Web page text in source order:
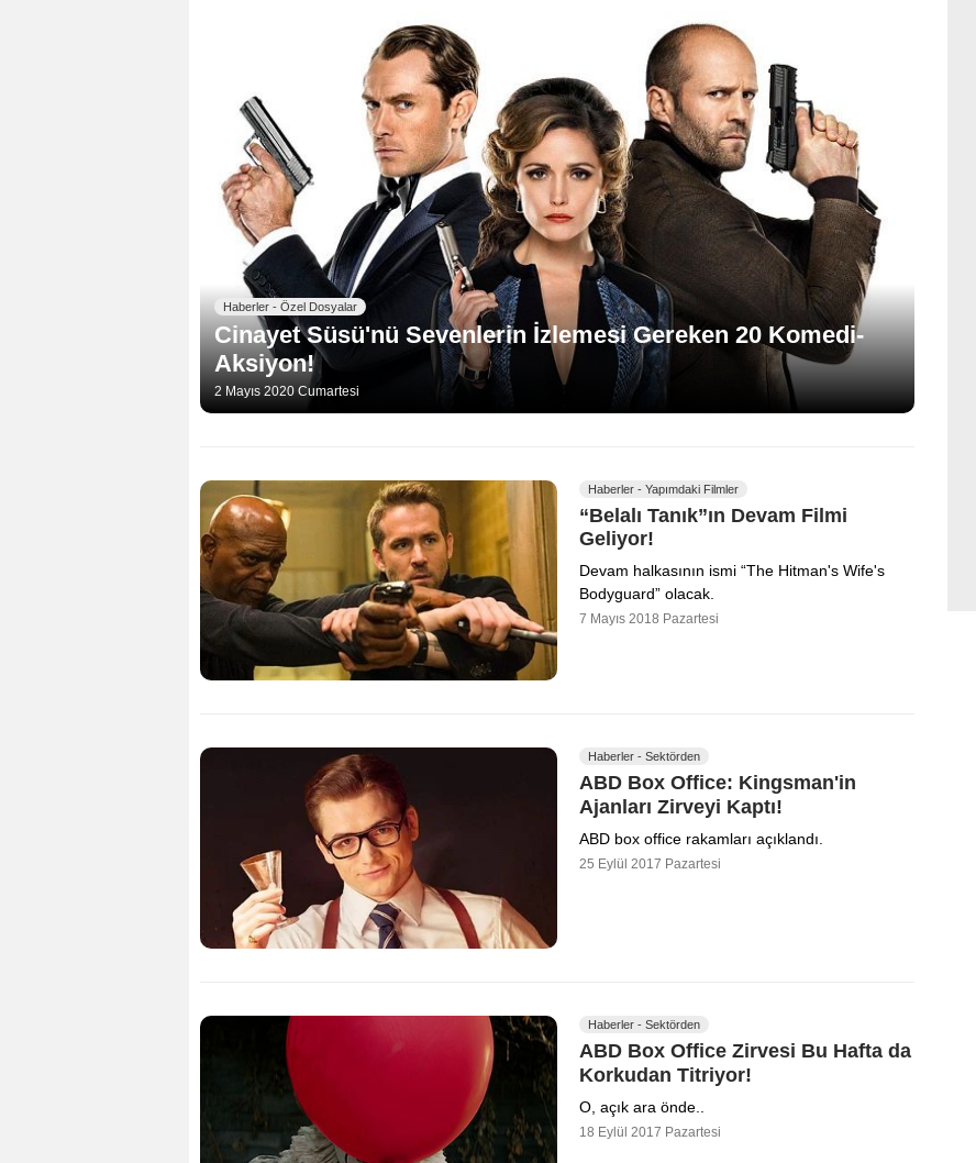
Haberler - Özel Dosyalar
Cinayet Süsü'nü Sevenlerin İzlemesi Gereken 20 Komedi-
Aksiyon!
2 Mayıs 2020 Cumartesi
Haberler - Yapımdaki Filmler
“Belalı Tanık”ın Devam Filmi
Geliyor!
Devam halkasının ismi “The Hitman's Wife's
Bodyguard” olacak.
7 Mayıs 2018 Pazartesi
Haberler - Sektörden
ABD Box Office: Kingsman'in
Ajanları Zirveyi Kaptı!
ABD box office rakamları açıklandı.
25 Eylül 2017 Pazartesi
Haberler - Sektörden
ABD Box Office Zirvesi Bu Hafta da
Korkudan Titriyor!
O, açık ara önde..
18 Eylül 2017 Pazartesi